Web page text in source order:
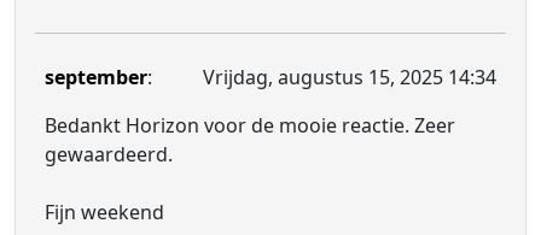
september:
Vrijdag, augustus 15, 2025 14:34
Bedankt Horizon voor de mooie reactie. Zeer
gewaardeerd.
Fijn weekend